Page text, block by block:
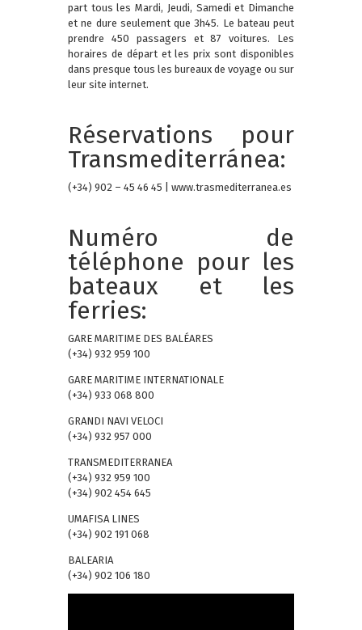
part tous les Mardi, Jeudi, Samedi et Dimanche
et ne dure seulement que 3h45. Le bateau peut
prendre 450 passagers et 87 voitures. Les
horaires de départ et les prix sont disponibles
dans presque tous les bureaux de voyage ou sur
leur site internet.
Réservations pour
Transmediterránea:
(+34) 902 – 45 46 45 | www.trasmediterranea.es
Numéro de
téléphone pour les
bateaux et les
ferries:
GARE MARITIME DES BALÉARES
(+34) 932 959 100
GARE MARITIME INTERNATIONALE
(+34) 933 068 800
GRANDI NAVI VELOCI
(+34) 932 957 000
TRANSMEDITERRANEA
(+34) 932 959 100
(+34) 902 454 645
UMAFISA LINES
(+34) 902 191 068
BALEARIA
(+34) 902 106 180